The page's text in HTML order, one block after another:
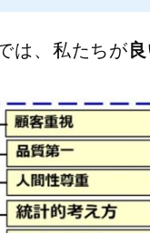
は、私たちが